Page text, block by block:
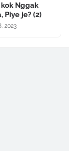
Nggak
Piye je? (2)
2023